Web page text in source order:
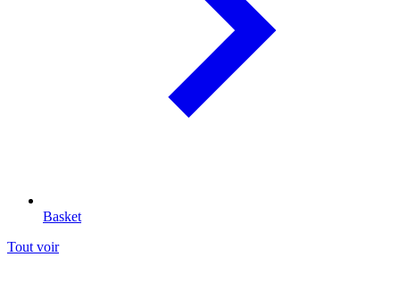
Basket
Tout voir